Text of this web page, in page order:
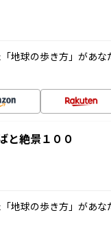
地球の歩き方」があ
と絶景１００
地球の歩き方」があ